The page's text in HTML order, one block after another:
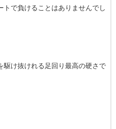
トで負けることはありませんでし
駆け抜けれる足回り最高の硬さで